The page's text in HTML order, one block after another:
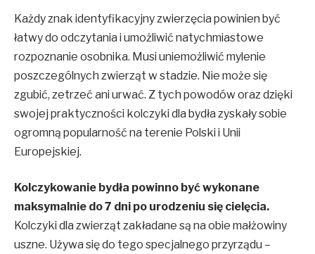
Każdy znak identyfikacyjny zwierzęcia powinien być
łatwy do odczytania i umożliwić natychmiastowe
rozpoznanie osobnika. Musi uniemożliwić mylenie
poszczególnych zwierząt w stadzie. Nie może się
zgubić, zetrzeć ani urwać. Z tych powodów oraz dzięki
swojej praktyczności kolczyki dla bydła zyskały sobie
ogromną popularność na terenie Polski i Unii
Europejskiej.
Kolczykowanie bydła powinno być wykonane
maksymalnie do 7 dni po urodzeniu się cielęcia.
Kolczyki dla zwierząt zakładane są na obie małżowiny
uszne. Używa się do tego specjalnego przyrządu –